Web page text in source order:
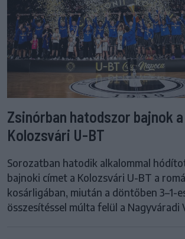
Zsinórban hatodszor bajnok a
Kolozsvári U-BT
Sorozatban hatodik alkalommal
bajnoki címet a Kolozsvári U-BT a
kosárligában, miután a döntőben 3–1-
összesítéssel múlta felül a Nagyváradi